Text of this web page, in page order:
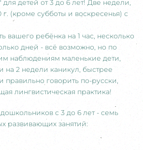
детей от 3 до 6 лет! Две недели,
г. (кроме субботы и воскресенья) с
вашего ребёнка на 1 час, несколько
дней - всё возможно, но по
наблюдениям маленькие дети,
на 2 недели каникул, быстрее
правильно говорить по-русски,
лингвистическая практика!
с 3 до 6 лет - семь
развивающих занятий: